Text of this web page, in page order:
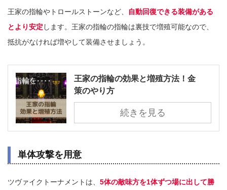
王家の指輪やトロールストーンなど、
自動回復できる装備がある
とより安定 します。王家の指輪の指輪は裏技で増殖可能なので、
抵抗がなければ増やして装備させましょう。
王家の指輪の効果と増殖方法！金
策のやり方
続きを見る
単体攻撃を用意
ツヴァイクトーナメントは、 5体の敵味方を1体ずつ場に出して勝